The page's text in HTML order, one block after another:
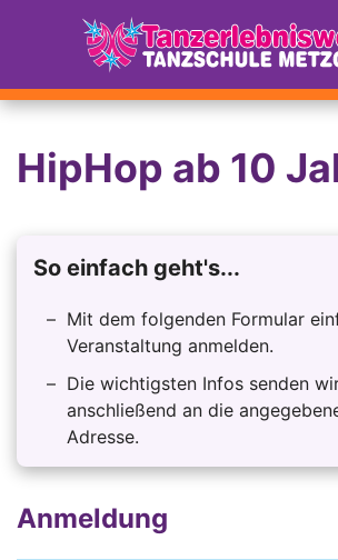
HipHop ab 10
So einfach geht's...
Mit dem folgenden Formular
Veranstaltung anmelden.
Die wichtigsten Infos senden
anschließend an die
Adresse.
Anmeldung